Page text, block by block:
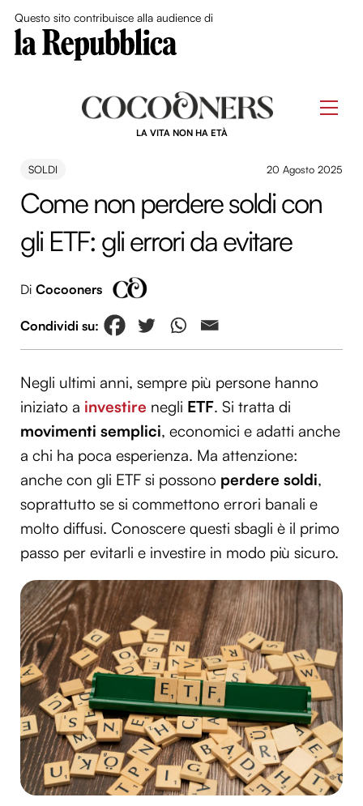
Questo sito contribuisce alla audience di
LA VITA NON HA ETÀ
SOLDI 20 Agosto 2025
Come non perdere soldi con
gli ETF: gli errori da evitare
Di Cocooners
Negli ultimi anni, sempre più persone hanno
iniziato a investire negli ETF. Si tratta di
movimenti semplici, economici e adatti anche
a chi ha poca esperienza. Ma attenzione:
anche con gli ETF si possono perdere soldi,
soprattutto se si commettono errori banali e
molto diffusi. Conoscere questi sbagli è il primo
passo per evitarli e investire in modo più sicuro.